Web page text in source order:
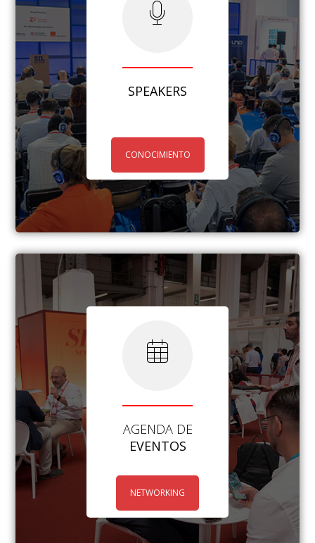
SPEAKERS
CONOCIMIENTO
AGENDA DE
EVENTOS
NETWORKING